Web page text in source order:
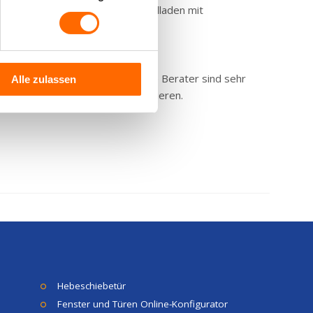
Alle zulassen
sicher zu fühlen. Aufsatzrollladen mit
gerne behilflich ist. Unsere Berater sind sehr
Produkte fachgerecht zu installieren.
Hebeschiebetür
Fenster und Türen Online-Konfigurator